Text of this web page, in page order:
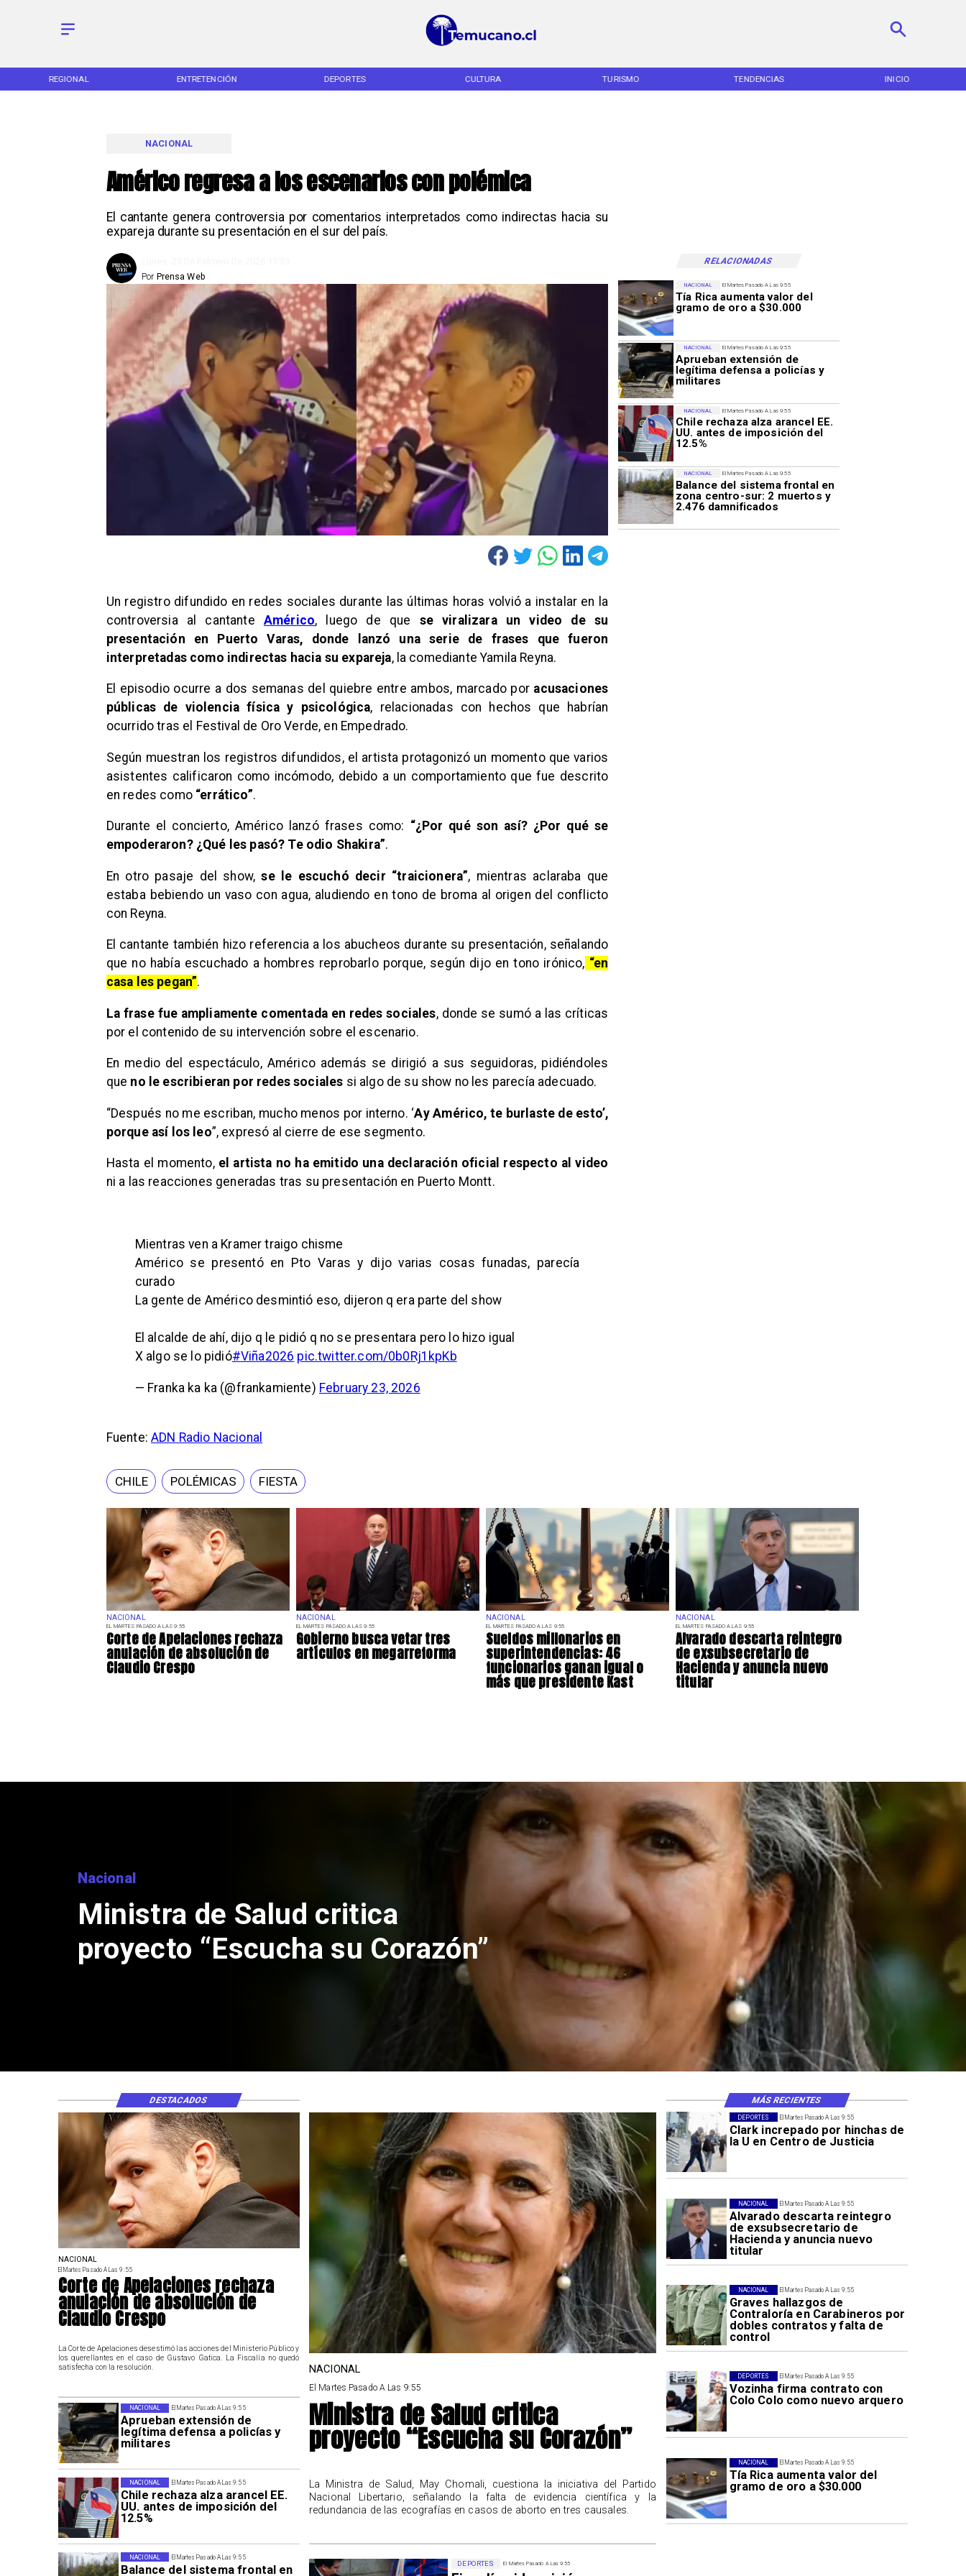
REGIONAL ENTRETENCIÓN DEPORTES CULTURA TURISMO TENDENCIAS INICIO
Américo regresa a los escenarios con polémica
El cantante genera controversia por comentarios interpretados como indirectas hacia su
expareja durante su presentación en el sur del país.
NACIONAL
RELACIONADAS
Prensa Web
Por
NACIONAL
EL MARTES PASADO A LAS 9:55
Corte de Apelaciones rechaza
anulación de absolución de
Claudio Crespo
NACIONAL
EL MARTES PASADO A LAS 9:55
Gobierno busca vetar tres
artículos en megarreforma
NACIONAL
EL MARTES PASADO A LAS 9:55
Sueldos millonarios en
superintendencias: 46
funcionarios ganan igual o
más que presidente Kast
NACIONAL
EL MARTES PASADO A LAS 9:55
Alvarado descarta reintegro
de exsubsecretario de
Hacienda y anuncia nuevo
titular
El Martes Pasado A Las 9:55
Tía Rica aumenta valor del
gramo de oro a $30.000
NACIONAL
El Martes Pasado A Las 9:55
Aprueban extensión de
legítima defensa a policías y
militares
NACIONAL
El Martes Pasado A Las 9:55
Chile rechaza alza arancel EE.
UU. antes de imposición del
12.5%
NACIONAL
El Martes Pasado A Las 9:55
Balance del sistema frontal en
zona centro-sur: 2 muertos y
2.476 damnificados
NACIONAL
Un registro difundido en redes sociales durante las últimas horas volvió a instalar en la
controversia al cantante Américo, luego de que se viralizara un video de su
presentación en Puerto Varas, donde lanzó una serie de frases que fueron
interpretadas como indirectas hacia su expareja, la comediante Yamila Reyna.
El episodio ocurre a dos semanas del quiebre entre ambos, marcado por acusaciones
públicas de violencia física y psicológica, relacionadas con hechos que habrían
ocurrido tras el Festival de Oro Verde, en Empedrado.
Según muestran los registros difundidos, el artista protagonizó un momento que varios
asistentes calificaron como incómodo, debido a un comportamiento que fue descrito
en redes como “errático”.
Durante el concierto, Américo lanzó frases como: “¿Por qué son así? ¿Por qué se
empoderaron? ¿Qué les pasó? Te odio Shakira”.
En otro pasaje del show, se le escuchó decir “traicionera”, mientras aclaraba que
estaba bebiendo un vaso con agua, aludiendo en tono de broma al origen del conflicto
con Reyna.
El cantante también hizo referencia a los abucheos durante su presentación, señalando
que no había escuchado a hombres reprobarlo porque, según dijo en tono irónico, “en
casa les pegan”.
La frase fue ampliamente comentada en redes sociales, donde se sumó a las críticas
por el contenido de su intervención sobre el escenario.
En medio del espectáculo, Américo además se dirigió a sus seguidoras, pidiéndoles
que no le escribieran por redes sociales si algo de su show no les parecía adecuado.
“Después no me escriban, mucho menos por interno. ‘Ay Américo, te burlaste de esto’,
porque así los leo”, expresó al cierre de ese segmento.
Hasta el momento, el artista no ha emitido una declaración oficial respecto al video
ni a las reacciones generadas tras su presentación en Puerto Montt.
Mientras ven a Kramer traigo chisme
Américo se presentó en Pto Varas y dijo varias cosas funadas, parecía
curado
La gente de Américo desmintió eso, dijeron q era parte del show
El alcalde de ahí, dijo q le pidió q no se presentara pero lo hizo igual
X algo se lo pidió#Viña2026 pic.twitter.com/0b0Rj1kpKb
— Franka ka ka (@frankamiente) February 23, 2026
Fuente:ADN Radio Nacional
CHILE POLÉMICAS FIESTA
Nacional
Ministra de Salud critica
proyecto “Escucha su Corazón”
El Martes Pasado A Las 9:55
Clark increpado por hinchas de
la U en Centro de Justicia
DEPORTES
El Martes Pasado A Las 9:55
Alvarado descarta reintegro
de exsubsecretario de
Hacienda y anuncia nuevo
titular
NACIONAL
El Martes Pasado A Las 9:55
Graves hallazgos de
Contraloría en Carabineros por
dobles contratos y falta de
control
NACIONAL
El Martes Pasado A Las 9:55
Vozinha firma contrato con
Colo Colo como nuevo arquero
DEPORTES
El Martes Pasado A Las 9:55
Tía Rica aumenta valor del
gramo de oro a $30.000
NACIONAL
El Martes Pasado A Las 9:55
Aprueban extensión de
legítima defensa a policías y
militares
NACIONAL
El Martes Pasado A Las 9:55
Chile rechaza alza arancel EE.
UU. antes de imposición del
12.5%
NACIONAL
El Martes Pasado A Las 9:55
Balance del sistema frontal en
NACIONAL
El Martes Pasado A Las 9:55
DEPORTES
NACIONAL
El Martes Pasado A Las 9:55
Corte de Apelaciones rechaza
anulación de absolución de
Claudio Crespo
La Corte de Apelaciones desestimó las acciones del Ministerio Público y
los querellantes en el caso de Gustavo Gatica. La Fiscalía no quedó
satisfecha con la resolución.
NACIONAL
El Martes Pasado A Las 9:55
Ministra de Salud critica
proyecto “Escucha su Corazón”
La Ministra de Salud, May Chomali, cuestiona la iniciativa del Partido
Nacional Libertario, señalando la falta de evidencia científica y la
redundancia de las ecografías en casos de aborto en tres causales.
DESTACADOS MÁS RECIENTES